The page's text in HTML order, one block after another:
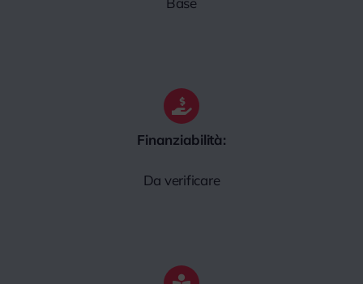
Finanziabilità:
Da verificare